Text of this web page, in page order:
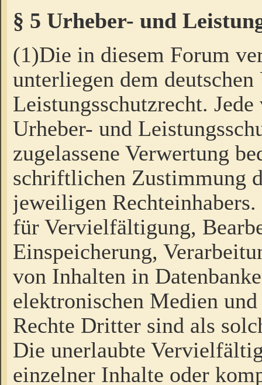
§ 5 Urheber- und
(1)Die in diesem Forum
unterliegen dem
Leistungsschutzrecht.
Urheber- und
zugelassene Verwertung
schriftlichen Zustimmung
jeweiligen
für Vervielfältigung,
Einspeicherung,
von Inhalten in
elektronischen Medien
Rechte Dritter sind als
Die unerlaubte
einzelner Inhalte oder